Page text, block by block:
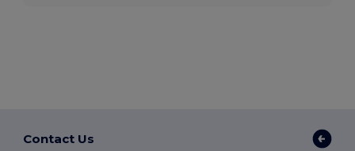
Contact Us